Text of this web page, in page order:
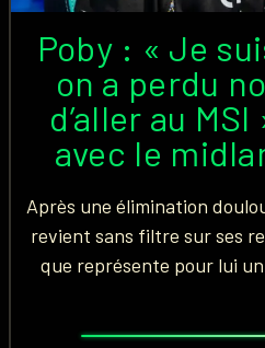
Poby : « Je
on a perdu
d’aller au
avec le
Après une élimination
revient sans filtre sur ses
que représente pour lui